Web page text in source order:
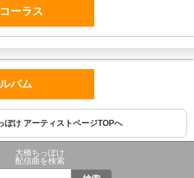
ーラス
バム
ぽけ アーティストページTOPへ
大橋ちっぽけ
配信曲を検索